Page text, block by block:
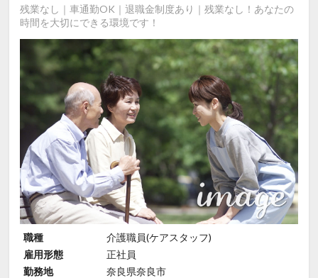
残業なし｜車通勤OK｜退職金制度あり｜残業なし！あなたの
時間を大切にできる環境です！
職種
介護職員(ケアスタッフ)
雇用形態
正社員
勤務地
奈良県奈良市